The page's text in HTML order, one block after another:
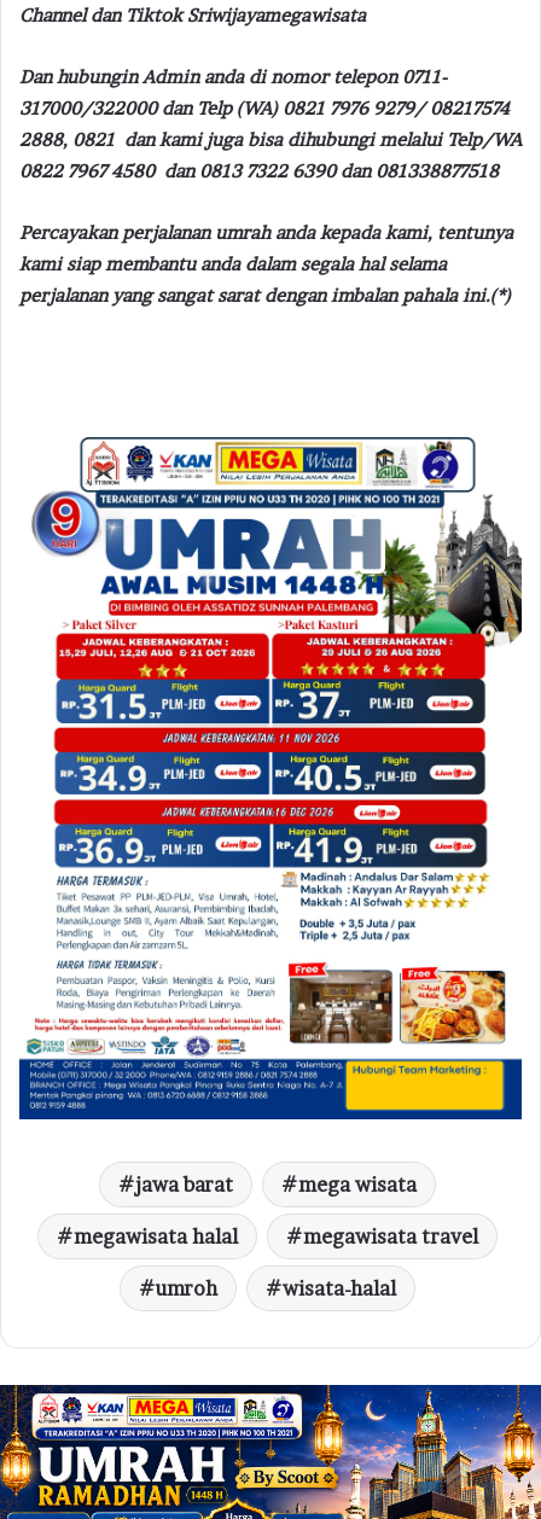
Channel dan Tiktok Sriwijayamegawisata
Dan hubungin Admin anda di nomor telepon 0711-
317000/322000 dan Telp (WA) 0821 7976 9279/ 08217574
2888, 0821 dan kami juga bisa dihubungi melalui Telp/WA
0822 7967 4580 dan 0813 7322 6390 dan 081338877518
Percayakan perjalanan umrah anda kepada kami, tentunya
kami siap membantu anda dalam segala hal selama
perjalanan yang sangat sarat dengan imbalan pahala ini.(*)
jawa barat mega wisata
megawisata halal megawisata travel
umroh wisata-halal